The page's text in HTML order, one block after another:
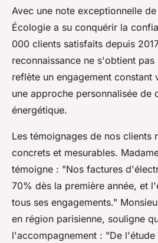
Avec une note exceptionnelle de
Écologie a su conquérir la
000 clients satisfaits depuis
reconnaissance ne s'obtient
reflète un engagement constant
une approche personnalisée de
énergétique.
Les témoignages de nos clients
concrets et mesurables.
témoigne : "Nos factures
70% dès la première année, et
tous ses engagements."
en région parisienne, souligne
l'accompagnement : "De l'étude